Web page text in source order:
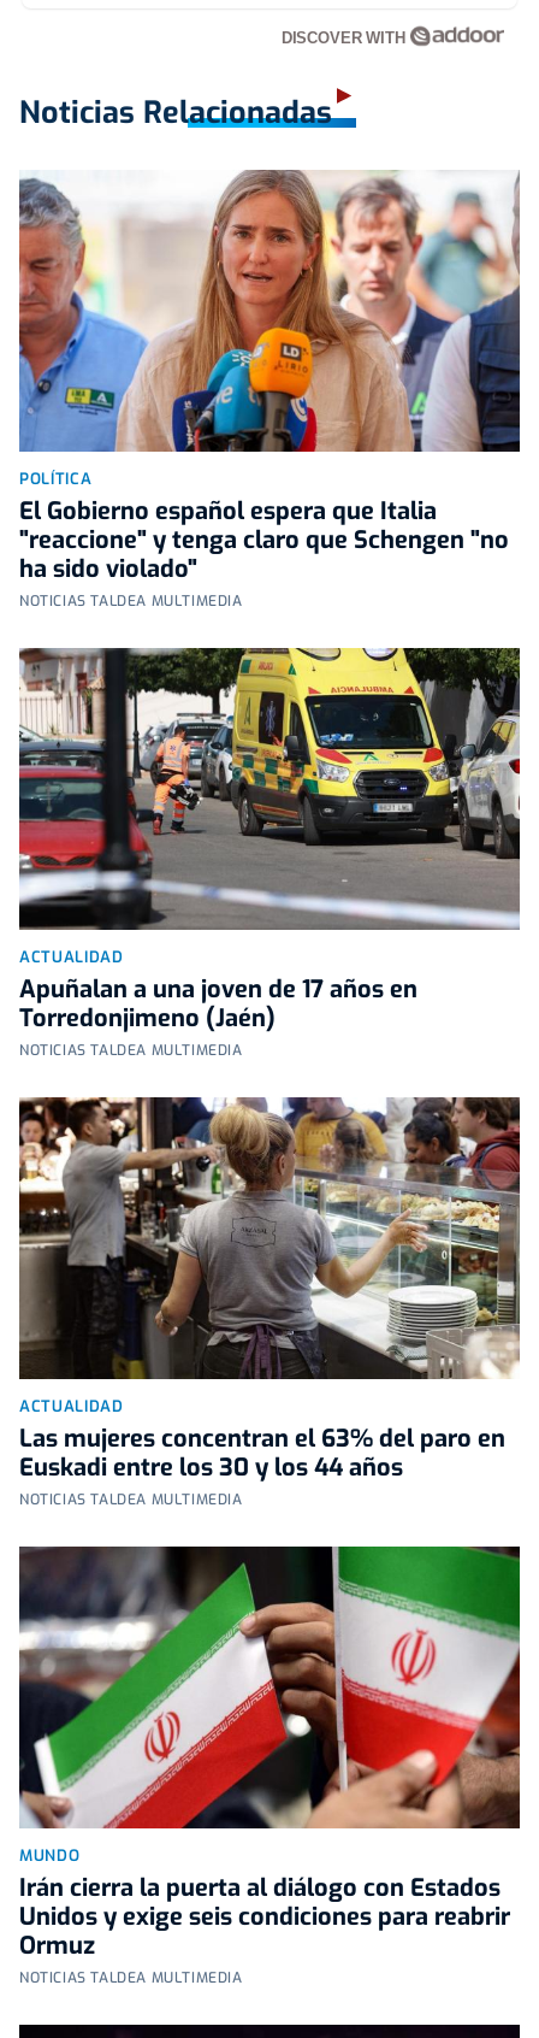
DISCOVER WITH
Noticias Relacionadas
POLÍTICA
El Gobierno español espera que Italia
"reaccione" y tenga claro que Schengen "no
ha sido violado"
NOTICIAS TALDEA MULTIMEDIA
ACTUALIDAD
Apuñalan a una joven de 17 años en
Torredonjimeno (Jaén)
NOTICIAS TALDEA MULTIMEDIA
ACTUALIDAD
Las mujeres concentran el 63% del paro en
Euskadi entre los 30 y los 44 años
NOTICIAS TALDEA MULTIMEDIA
MUNDO
Irán cierra la puerta al diálogo con Estados
Unidos y exige seis condiciones para reabrir
Ormuz
NOTICIAS TALDEA MULTIMEDIA